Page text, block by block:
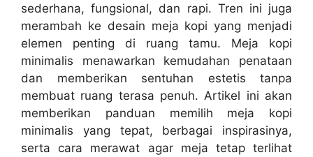
sederhana, fungsional, dan rapi. Tren ini juga
merambah ke desain meja kopi yang menjadi
elemen penting di ruang tamu. Meja kopi
minimalis menawarkan kemudahan penataan
dan memberikan sentuhan estetis tanpa
membuat ruang terasa penuh. Artikel ini akan
memberikan panduan memilih meja kopi
minimalis yang tepat, berbagai inspirasinya,
serta cara merawat agar meja tetap terlihat